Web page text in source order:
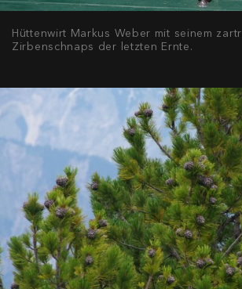
Hüttenwirt Markus Weber mit seinem
Zirbenschnaps der letzten Ernte.